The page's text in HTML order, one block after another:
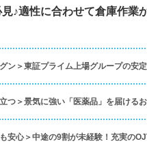
見♪適性に合わせて倉庫作業
ン＞東証プライム上場グループの安
つ＞景気に強い「医薬品」を届ける
安心＞中途の9割が未経験！充実の